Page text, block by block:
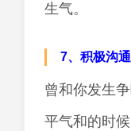
生气。
7、积极沟
曾和你发生
平气和的时